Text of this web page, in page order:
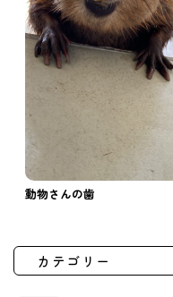
動物さんの歯
カテゴリー